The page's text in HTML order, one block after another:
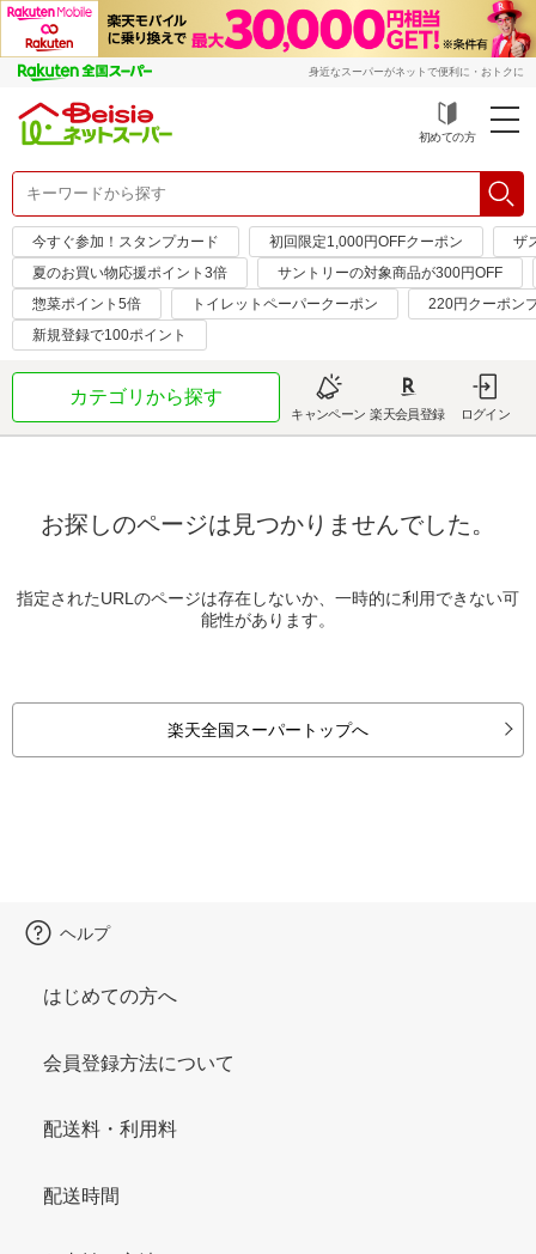
身近なスーパーがネットで便利に・おトクに
初めての方
今すぐ参加！スタンプカード 初回限定1,000円OFFクーポン
ザ
夏のお買い物応援ポイント3倍
サントリーの対象商品が300円OFF
惣菜ポイント5倍
トイレットペーパークーポン
220円クーポン
新規登録で100ポイント
カテゴリから探す
キャンペーン 楽天会員登録 ログイン
お探しのページは見つかりませんでした。
指定されたURLのページは存在しないか、一時的に利用できない可
能性があります。
楽天全国スーパートップへ
ヘルプ
はじめての方へ
会員登録方法について
配送料・利用料
配送時間